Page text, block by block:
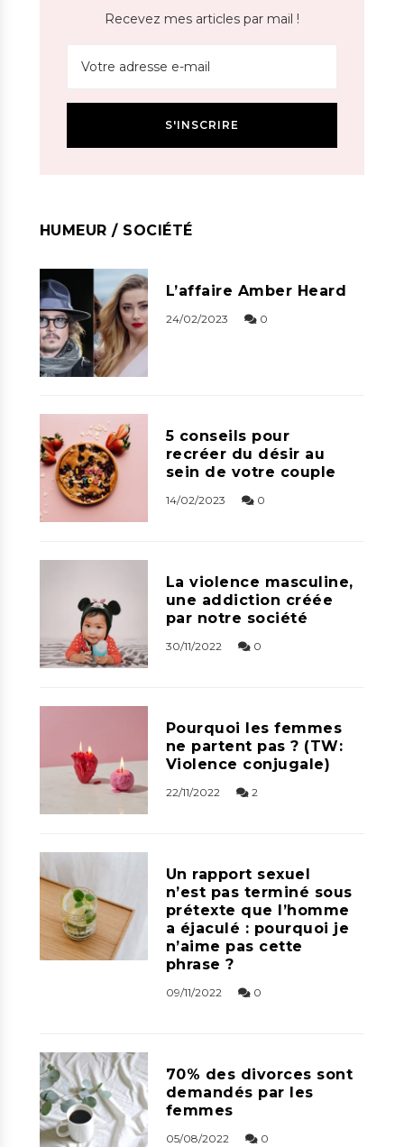
Recevez mes articles par mail !
HUMEUR / SOCIÉTÉ
L’affaire Amber Heard
24/02/2023 0
5 conseils pour
recréer du désir au
sein de votre couple
14/02/2023 0
La violence masculine,
une addiction créée
par notre société
30/11/2022 0
Pourquoi les femmes
ne partent pas ? (TW:
Violence conjugale)
22/11/2022 2
Un rapport sexuel
n’est pas terminé sous
prétexte que l’homme
a éjaculé : pourquoi je
n’aime pas cette
phrase ?
09/11/2022 0
70% des divorces sont
demandés par les
femmes
05/08/2022 0